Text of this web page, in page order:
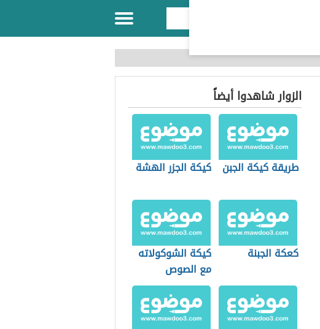
الزوار شاهدوا أيضاً
طريقة كيكة الجبن كيكة الجزر الهشة
كعكة الجبنة
كيكة الشوكولاته
مع الصوص